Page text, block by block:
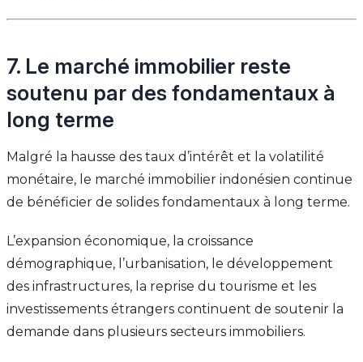
7. Le marché immobilier reste
soutenu par des fondamentaux à
long terme
Malgré la hausse des taux d’intérêt et la volatilité
monétaire, le marché immobilier indonésien continue
de bénéficier de solides fondamentaux à long terme.
L’expansion économique, la croissance
démographique, l’urbanisation, le développement
des infrastructures, la reprise du tourisme et les
investissements étrangers continuent de soutenir la
demande dans plusieurs secteurs immobiliers.